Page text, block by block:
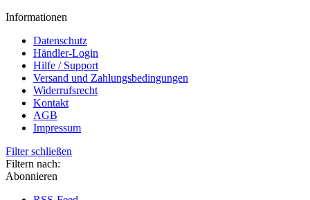
Informationen
Datenschutz
Händler-Login
Hilfe / Support
Versand und Zahlungsbedingungen
Widerrufsrecht
Kontakt
AGB
Impressum
Filter schließen
Filtern nach:
Abonnieren